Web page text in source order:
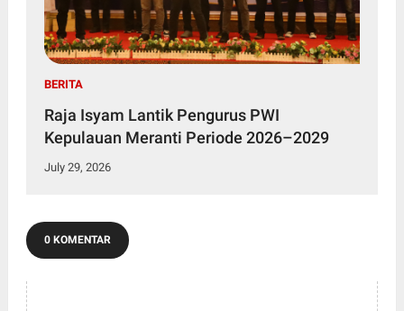
BERITA
Raja Isyam Lantik Pengurus PWI
Kepulauan Meranti Periode 2026–2029
July 29, 2026
0 KOMENTAR